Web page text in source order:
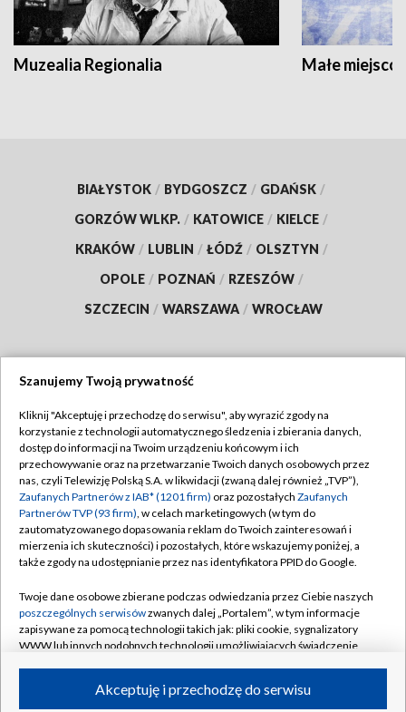
Muzealia Regionalia Małe
BIAŁYSTOK / BYDGOSZCZ / GDAŃSK /
GORZÓW WLKP. / KATOWICE / KIELCE /
KRAKÓW / LUBLIN / ŁÓDŹ / OLSZTYN /
OPOLE / POZNAŃ / RZESZÓW /
SZCZECIN / WARSZAWA / WROCŁAW
TVP
Abonament TVP
Emisja w TVP
Centrum informacji TVP
Naziemna Telewizja Cyfrowa
Rada Programowa
System NOS
Informacje o nadawcy
Program dla prasy
Regulamin TVP
Polityka prywatności
Moje zgody
Pomoc
Kontakt
Kanały
Szanujemy Twoją prywatność
Kliknij "Akceptuję i przechodzę do serwisu", aby wyrazić zgody na
korzystanie z technologii automatycznego śledzenia i zbierania danych,
dostęp do informacji na Twoim urządzeniu końcowym i ich
przechowywanie oraz na przetwarzanie Twoich danych osobowych przez
nas, czyli Telewizję Polską S.A. w likwidacji (zwaną dalej również „TVP”),
Zaufanych Partnerów z IAB* (1201 firm) oraz pozostałych Zaufanych
Partnerów TVP (93 firm), w celach marketingowych (w tym do
zautomatyzowanego dopasowania reklam do Twoich zainteresowań i
mierzenia ich skuteczności) i pozostałych, które wskazujemy poniżej, a
także zgody na udostępnianie przez nas identyfikatora PPID do Google.
Twoje dane osobowe zbierane podczas odwiedzania przez Ciebie naszych
poszczególnych serwisówzwanych dalej „Portalem”, w tym informacje
zapisywane za pomocą technologii takich jak: pliki cookie, sygnalizatory
WWW lub innych podobnych technologii umożliwiających świadczenie
ruchu w Internecie.Akceptuję i przechodzę do serwisu